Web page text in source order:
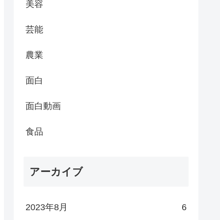
美容
芸能
農業
面白
面白動画
食品
アーカイブ
2023年8月 6